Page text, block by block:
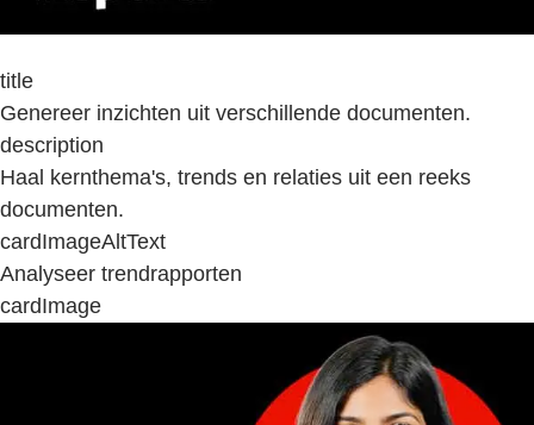
title
Genereer inzichten uit verschillende documenten.
description
Haal kernthema's, trends en relaties uit een reeks
documenten.
cardImageAltText
Analyseer trendrapporten
cardImage